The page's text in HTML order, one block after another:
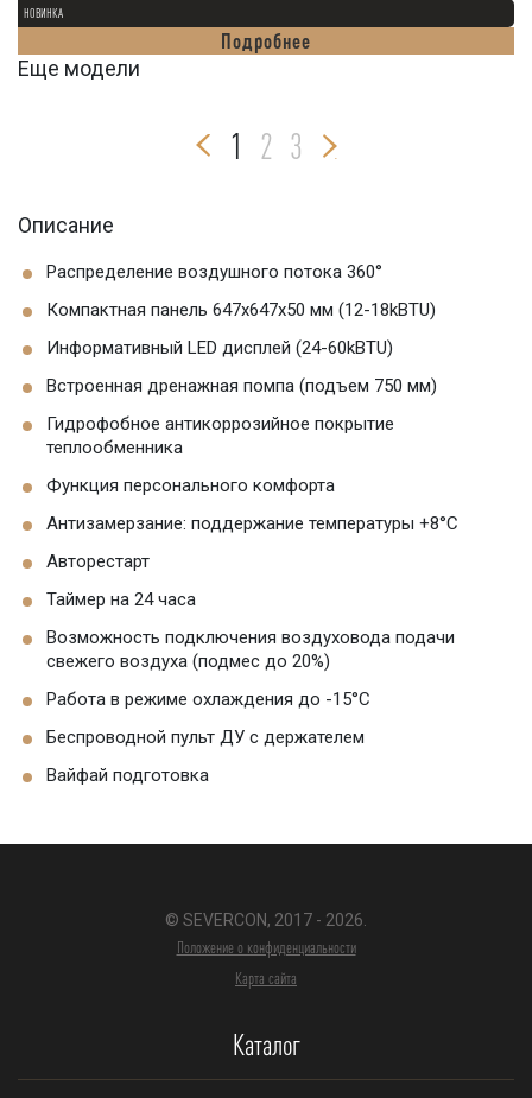
НОВИНКА
Подробнее
Еще модели
1 2 3
Описание
Распределение воздушного потока 360°
Компактная панель 647x647x50 мм (12-18kBTU)
Информативный LED дисплей (24-60kBTU)
Встроенная дренажная помпа (подъем 750 мм)
Гидрофобное антикоррозийное покрытие
теплообменника
Функция персонального комфорта
Антизамерзание: поддержание температуры +8°С
Авторестарт
Таймер на 24 часа
Возможность подключения воздуховода подачи
свежего воздуха (подмес до 20%)
Работа в режиме охлаждения до -15°С
Беспроводной пульт ДУ с держателем
Вайфай подготовка
© SEVERCON, 2017 - 2026.
Положение о конфиденциальности
Карта сайта
Каталог